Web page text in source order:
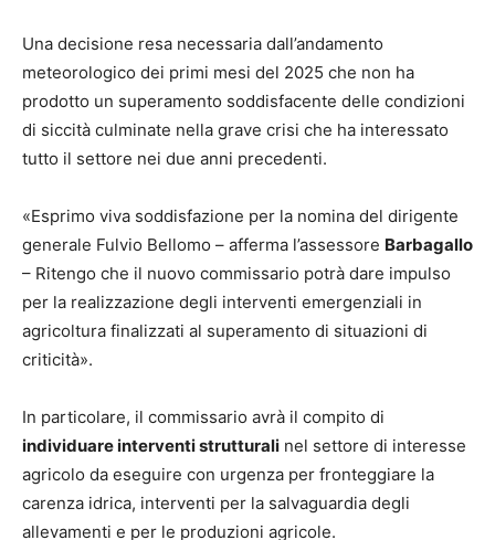
Una decisione resa necessaria dall’andamento
meteorologico dei primi mesi del 2025 che non ha
prodotto un superamento soddisfacente delle condizioni
di siccità culminate nella grave crisi che ha interessato
tutto il settore nei due anni precedenti.
«Esprimo viva soddisfazione per la nomina del dirigente
generale Fulvio Bellomo – afferma l’assessore Barbagallo
– Ritengo che il nuovo commissario potrà dare impulso
per la realizzazione degli interventi emergenziali in
agricoltura finalizzati al superamento di situazioni di
criticità».
In particolare, il commissario avrà il compito di
individuare interventi strutturali nel settore di interesse
agricolo da eseguire con urgenza per fronteggiare la
carenza idrica, interventi per la salvaguardia degli
allevamenti e per le produzioni agricole.